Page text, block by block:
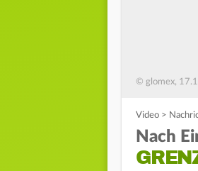
© glomex,
Video >
Nach